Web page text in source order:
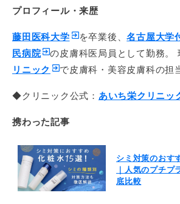
プロフィール・来歴
藤田医科大学 を卒業後、名古屋大学
民病院
の皮膚科医局員として勤務。
リニック
で皮膚科・美容皮膚科の担
◆クリニック公式： あいち栄クリニッ
携わった記事
シミ対策のおす
｜人気のプチプ
底比較